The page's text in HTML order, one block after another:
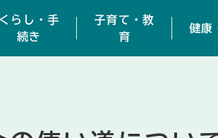
くらし・手
続き
子育て・教
育
健康